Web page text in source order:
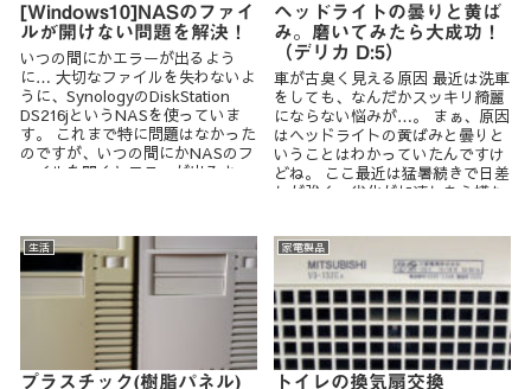
[Windows10]NASのファイ
ルが開けない問題を解決！
いつの間にかエラーが出るよう
に… 大切なファイルを失わないよ
うに、SynologyのDiskStation
DS216jというNASを使っていま
す。 これまで特に問題はなかった
のですが、いつの間にかNASのフ
ァイルを開くとエラーが出るよ...
ヘッドライトの曇りと黄ば
み。磨いてみたら大成功！
（デリカ D:5）
車が古臭く見える原因 最近は洗車
をしても、なんだかスッキリ綺麗
にならない悩みが…。 まぁ、原因
はヘッドライトの黄ばみと曇りと
いうことはわかっていたんですけ
どね。 ここ最近は猛暑続きで日差
しが強く、劣化が加速したら嫌な
生活
プラスチック(樹脂パネル)
家電製品
トイレの換気扇交換